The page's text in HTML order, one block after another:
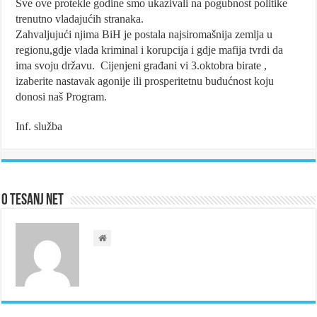
Sve ove protekle godine smo ukazivali na pogubnost politike
trenutno vladajućih stranaka.
Zahvaljujući njima BiH je postala najsiromašnija zemlja u
regionu,gdje vlada kriminal i korupcija i gdje mafija tvrdi da
ima svoju državu. Cijenjeni građani vi 3.oktobra birate ,
izaberite nastavak agonije ili prosperitetnu budućnost koju
donosi naš Program.
Inf. služba
O Tesanj Net